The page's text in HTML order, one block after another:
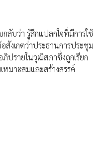
บว่า รู้สึกแปลกใจที่มีการใช้
งเกตว่าประธานการประชุม
ปรายในวุฒิสภาซึ่งถูกเรียก
หมาะสมและสร้างสรรค์